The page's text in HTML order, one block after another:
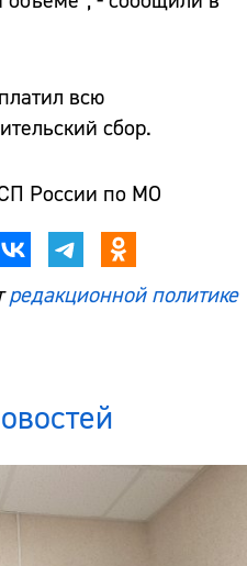
всю
сбор.
России по МО
редакционной политике